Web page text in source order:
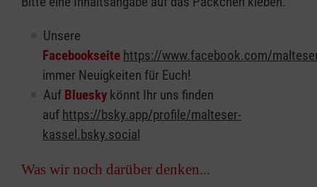
Unsere
Facebookseite https://www.facebook.com/
immer Neuigkeiten für Euch!
Auf Bluesky könnt Ihr uns finden
auf https://bsky.app/profile/malteser-
kassel.bsky.social
Was wir noch darüber denken...